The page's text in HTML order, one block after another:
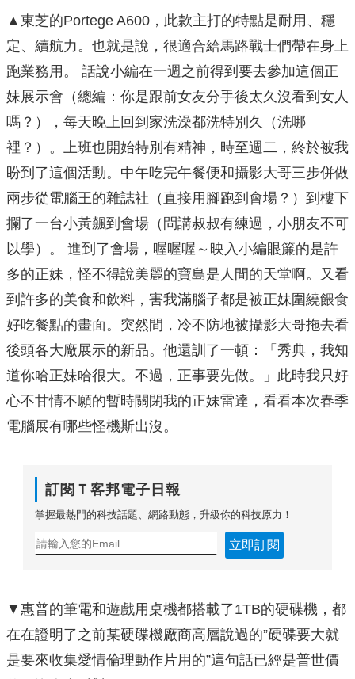
▲東芝的Portege A600，此款主打的特點是耐用、穩
定、續航力。也就是說，很適合給馬路戰士們帶在身上
跑業務用。 話說小編在一週之前得到要去參加這個正
妹展示會（總編：你是跟前女友分手後太久沒看到女人
嗎？），每天晚上回到家洗澡都洗特別久（洗哪
裡？）。上班也開始特別有精神，時至週二，終於被我
盼到了這個活動。中午吃完午餐便和攝影大哥三步併做
兩步從電腦王的雜誌社（直接用腳跑到會場？）到樓下
攔了一台小黃飆到會場（問講叔叔有練過，小朋友不可
以學）。 進到了會場，喔喔喔～映入小編眼簾的是許
多的正妹，怪不得說美麗的寶島是人間的天堂啊。又看
到許多的美食和飲料，害我滿腦子都是被正妹圍繞餵食
好吃餐點的畫面。突然間，冷不防地被攝影大哥拖去看
後頭各大廠展示的新品。他還訓了一頓：「秀典，我知
道你哈正妹哈很大。不過，正事要先做。」此時我只好
心不甘情不願的暫時關閉我的正妹雷達，看看本次春季
電腦展有哪些怪機斯出沒。
訂閱Ｔ客邦電子日報
掌握最熱門的科技話題、網路動態，升級你的科技原力！
立即訂閱
▼惠普的筆電和遊戲用桌機都搭載了1TB的硬碟機，都
在在證明了之前某硬碟機廠商高層說過的”硬碟要大就
是要來收集愛情倫理動作片用的”這句話已經是普世價